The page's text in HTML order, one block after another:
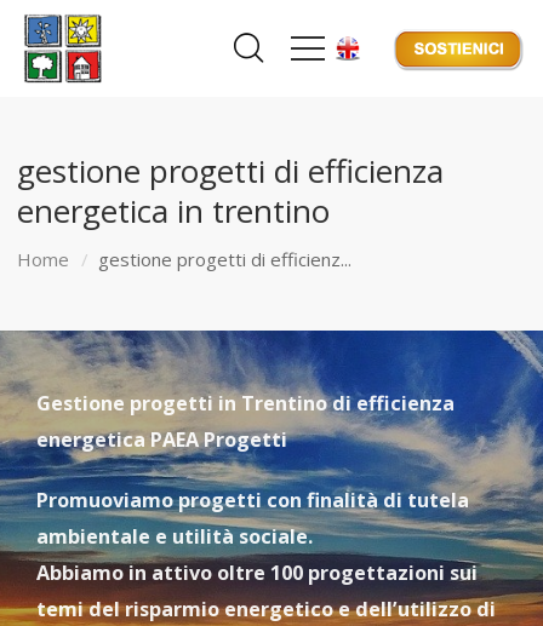
gestione progetti di efficienza
energetica in trentino
Home gestione progetti di efficienz...
Gestione progetti in Trentino di efficienza
energetica PAEA Progetti
Promuoviamo progetti con finalità di tutela
ambientale e utilità sociale.
Abbiamo in attivo oltre 100 progettazioni sui
temi del risparmio energetico e dell’utilizzo di